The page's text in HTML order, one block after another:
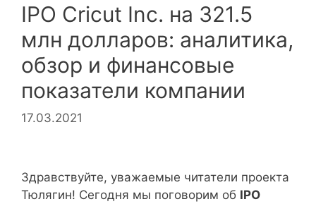
IPO Cricut Inc. на 321.5
млн долларов: аналитика,
обзор и финансовые
показатели компании
17.03.2021
Здравствуйте, уважаемые читатели проекта
Тюлягин! Сегодня мы поговорим об IPO